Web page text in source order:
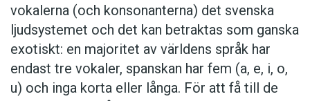
vokalerna (och konsonanterna) det svenska
ljudsystemet och det kan betraktas som ganska
exotiskt: en majoritet av världens språk har
endast tre vokaler, spanskan har fem (a, e, i, o,
u) och inga korta eller långa. För att få till de